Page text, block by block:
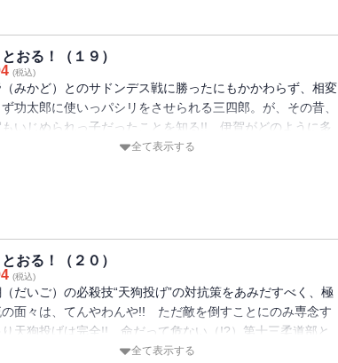
おる！（１９）
(税込)
みかど）とのサドンデス戦に勝ったにもかかわらず、相変
功太郎に使いっパシリをさせられる三四郎。が、その昔、
もいじめられっ子だったことを知る!! 伊賀がどのように多
の関係を変えたのかを知りたい三四郎は、帝と情報交換をす
全て表示する
おる！（２０）
(税込)
だいご）の必殺技“天狗投げ”の対抗策をあみだすべく、極
面々は、てんやわんや!! ただ敵を倒すことにのみ専念す
り天狗投げは完全!! 命だって危ない（!?）第十三柔道部と
合”を前にして、三四郎vs.ハルキの一技勝負を功太郎が命じ
全て表示する